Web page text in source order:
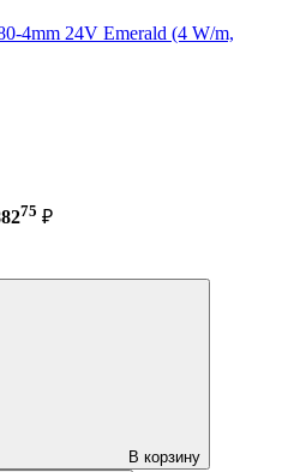
4mm 24V Emerald (4 W/m,
75 ₽
В корзину